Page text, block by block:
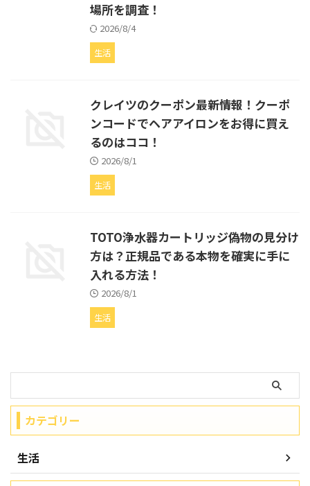
場所を調査！
2026/8/4
生活
クレイツのクーポン最新情報！クーポ
ンコードでヘアアイロンをお得に買え
るのはココ！
2026/8/1
生活
TOTO浄水器カートリッジ偽物の見分け
方は？正規品である本物を確実に手に
入れる方法！
2026/8/1
生活
カテゴリー
生活